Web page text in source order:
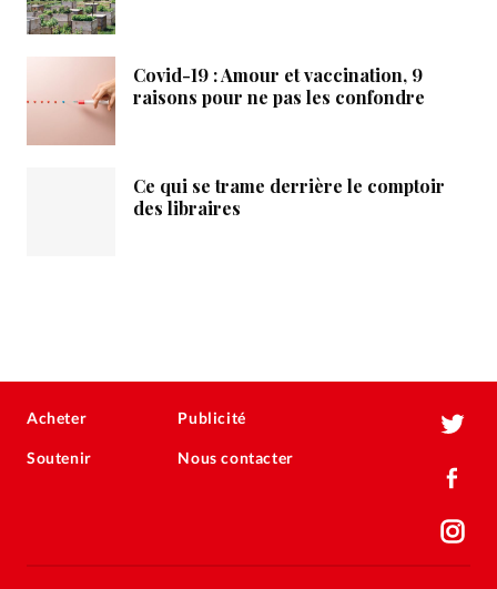
Covid-19 : Amour et vaccination, 9
raisons pour ne pas les confondre
Ce qui se trame derrière le comptoir
des libraires
Acheter
Soutenir
Publicité
Nous contacter